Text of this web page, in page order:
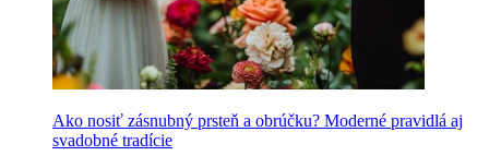
Ako nosiť zásnubný prsteň a obrúčku? Moderné pravidlá aj
svadobné tradície